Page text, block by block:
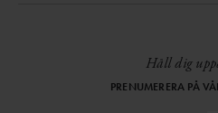
Håll dig
PRENUMERERA PÅ